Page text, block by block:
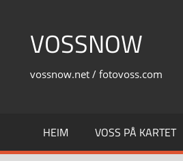
contentVOSSNOW
vossnow.net / fotovoss.com
HEIM VOSS PÅ KARTET